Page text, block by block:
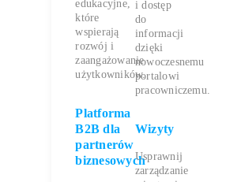
edukacyjne,
które
wspierają
rozwój i
zaangażowanie
użytkowników.
Platforma
B2B dla
partnerów
biznesowych
i dostęp
do
informacji
dzięki
nowoczesnemu
portalowi
pracowniczemu.
Wizyty
Usprawnij
zarządzanie